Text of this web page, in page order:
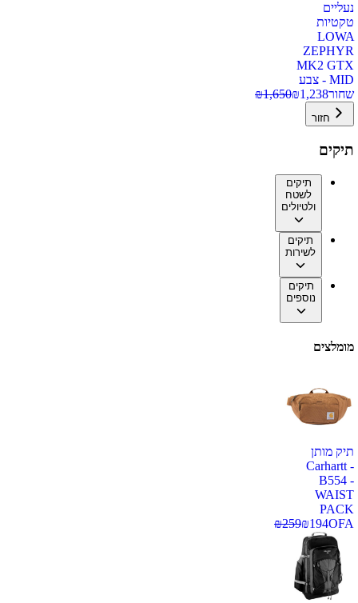
נעליים
טקטיות
LOWA
ZEPHYR
MK2 GTX
MID - צבע
שחור
₪1,238
₪1,650
חזור
תיקים
תיקים
לשטח
ולטיולים
תיקים
לשירות
תיקים
נוספים
מומלצים
תיק מותן
Carhartt -
B554 -
WAIST
PACK
OFA
₪194
₪259